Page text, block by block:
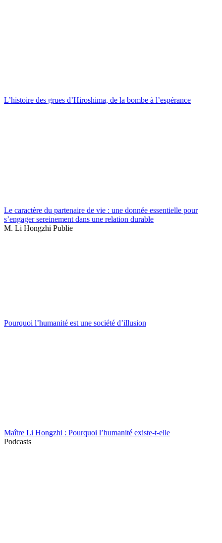
L’histoire des grues d’Hiroshima, de la bombe à l’espérance
Le caractère du partenaire de vie : une donnée essentielle pour
s’engager sereinement dans une relation durable
M. Li Hongzhi Publie
Pourquoi l’humanité est une société d’illusion
Maître Li Hongzhi : Pourquoi l’humanité existe-t-elle
Podcasts